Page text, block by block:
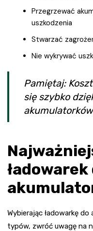
Przegrzewać
uszkodzenia
Stwarzać
Nie wykrywać
Pamiętaj:
się szybko
ładowarek
Wybierając ładowarkę
typów, zwróć uwagę na